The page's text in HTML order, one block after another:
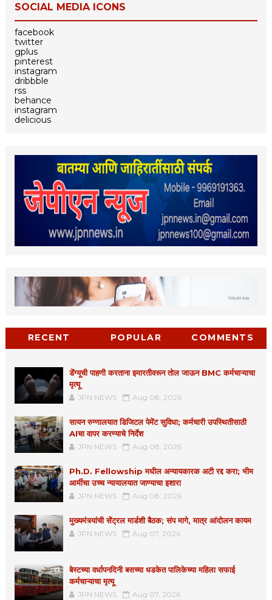
SOCIAL MEDIA ICONS
facebook
twitter
gplus
pinterest
instagram
dribbble
rss
behance
instagram
delicious
RECENT POPULAR COMMENTS
डेंग्यूची पाहणी करताना इमारतीवरून तोल जाऊन BMC कर्मचाऱ्याचा
मृत्यू
JPN NEWS Aug 08, 2026
सायन रुग्णालयात डिजिटल पेमेंट सुविधा; कर्मचारी उपस्थितीसाठी
AIचा वापर करण्याचे निर्देश
JPN NEWS Aug 08, 2026
Ph.D. Fellowship मधील अन्यायकारक अटी रद्द करा; भीम
आर्मीचा उच्च न्यायालयात जाण्याचा इशारा
JPN NEWS Aug 08, 2026
मुख्यमंत्र्यांची सेंट्रल मार्डशी बैठक; संप मागे, मात्र आंदोलन कायम
JPN NEWS Aug 07, 2026
बेस्टच्या वर्धापनदिनी बसच्या धडकेत पालिकेच्या महिला सफाई
कर्मचाऱ्याचा मृत्यू
JPN NEWS Aug 07, 2026